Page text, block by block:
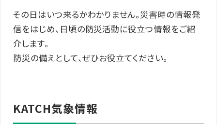
その日はいつ来るかわかりません。災害時の情報発
信をはじめ、日頃の防災活動に役立つ情報をご紹
介します。
防災の備えとして、ぜひお役立てください。
KATCH気象情報